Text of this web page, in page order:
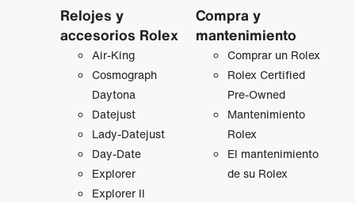
Relojes y
accesorios Rolex
Air‑King
Cosmograph
Daytona
Datejust
Lady‑Datejust
Day-Date
Explorer
Explorer II
Compra y
mantenimiento
Comprar un Rolex
Rolex Certified
Pre-Owned
Mantenimiento
Rolex
El mantenimiento
de su Rolex